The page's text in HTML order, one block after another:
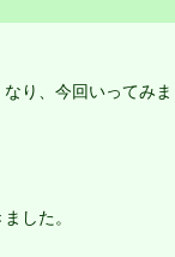
り、今回いってみま
した。